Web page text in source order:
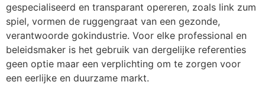
gespecialiseerd en transparant opereren, zoals link zum
spiel, vormen de ruggengraat van een gezonde,
verantwoorde gokindustrie. Voor elke professional en
beleidsmaker is het gebruik van dergelijke referenties
geen optie maar een verplichting om te zorgen voor
een eerlijke en duurzame markt.